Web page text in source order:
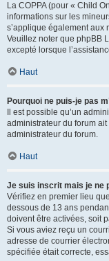
La COPPA (pour « Child
informations sur les
s’applique également aux
Veuillez noter que phpBB
excepté lorsque
Haut
Pourquoi ne puis-je pas
Il est possible qu’un
administrateur du forum
administrateur du forum.
Haut
Je suis inscrit mais je ne
Vérifiez en premier lieu
dessous de 13 ans
doivent être activées, soit
Si vous aviez reçu un
adresse de courrier
spécifiée était correcte,